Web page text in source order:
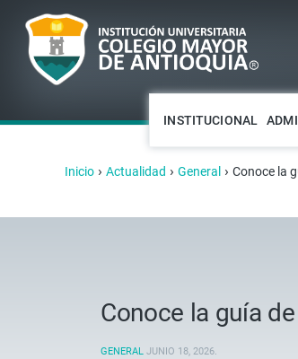
INSTITUCIONAL
Inicio › Actualidad › General › Conoce la
Conoce la guía
GENERAL JUNIO 18, 2026.